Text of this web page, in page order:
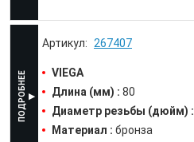
267407
VIEGA
Длина (мм) : 80
Диаметр резьбы (дюйм) :
Материал : бронза